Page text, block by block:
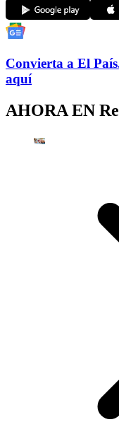
Convierta a El País
aquí
AHORA EN